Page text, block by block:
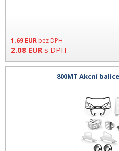
1.69 EUR bez DPH
2.08 EUR s DPH
800MT Akcní